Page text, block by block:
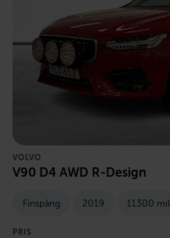
VOLVO
V90 D4 AWD R-Design
Finspång 2019 11300 mil
PRIS